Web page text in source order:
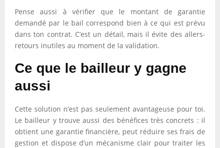
Pense aussi à vérifier que le montant de garantie
demandé par le bail correspond bien à ce qui est prévu
dans ton contrat. C’est un détail, mais il évite des allers-
retours inutiles au moment de la validation.
Ce que le bailleur y gagne
aussi
Cette solution n’est pas seulement avantageuse pour toi.
Le bailleur y trouve aussi des bénéfices très concrets : il
obtient une garantie financière, peut réduire ses frais de
gestion et dispose d’un mécanisme clair pour traiter les